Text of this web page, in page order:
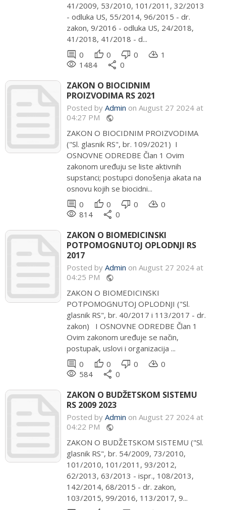
41/2009, 53/2010, 101/2011, 32/2013
- odluka US, 55/2014, 96/2015 - dr.
zakon, 9/2016 - odluka US, 24/2018,
41/2018, 41/2018 - d...
comment 0 thumb_up 0 thumb_down 0 cloud_download 1
remove_red_eye 1484 share 0
ZAKON O BIOCIDNIM
PROIZVODIMA RS 2021
Posted by Admin on August 27 2024 at
04:27 PM public
ZAKON O BIOCIDNIM PROIZVODIMA
("Sl. glasnik RS", br. 109/2021) I
OSNOVNE ODREDBE Član 1 Ovim
zakonom uređuju se liste aktivnih
supstanci; postupci donošenja akata na
osnovu kojih se biocidni...
comment 0 thumb_up 0 thumb_down 0 cloud_download 0
remove_red_eye 814 share 0
ZAKON O BIOMEDICINSKI
POTPOMOGNUTOJ OPLODNJI RS
2017
Posted by Admin on August 27 2024 at
04:25 PM public
ZAKON O BIOMEDICINSKI
POTPOMOGNUTOJ OPLODNJI ("Sl.
glasnik RS", br. 40/2017 i 113/2017 - dr.
zakon) I OSNOVNE ODREDBE Član 1
Ovim zakonom uređuje se način,
postupak, uslovi i organizacija ...
comment 0 thumb_up 0 thumb_down 0 cloud_download 0
remove_red_eye 584 share 0
ZAKON O BUDŽETSKOM SISTEMU
RS 2009 2023
Posted by Admin on August 27 2024 at
04:22 PM public
ZAKON O BUDŽETSKOM SISTEMU ("Sl.
glasnik RS", br. 54/2009, 73/2010,
101/2010, 101/2011, 93/2012,
62/2013, 63/2013 - ispr., 108/2013,
142/2014, 68/2015 - dr. zakon,
103/2015, 99/2016, 113/2017, 9...